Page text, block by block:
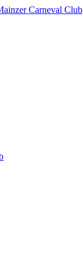
Carneval Club